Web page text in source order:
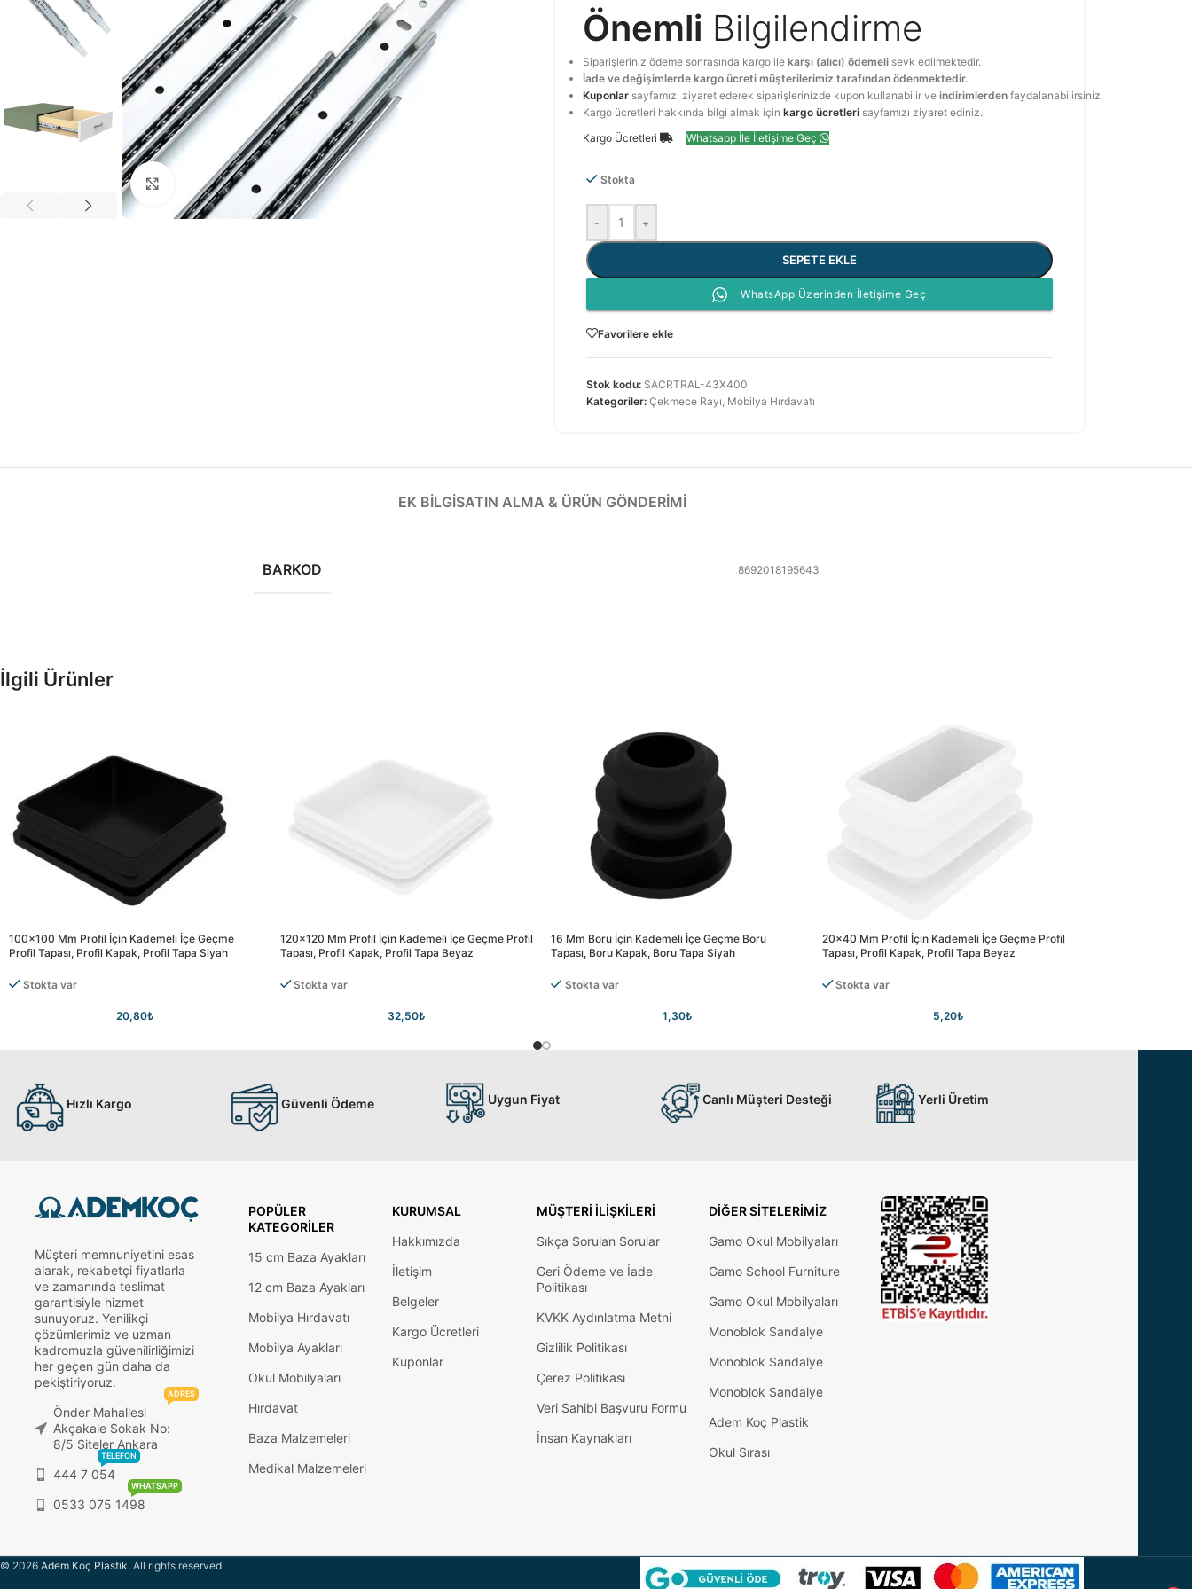
Büyütmek için tıklayınız
Önemli Bilgilendirme
Siparişleriniz ödeme sonrasında kargo ilekarşı (alıcı) ödemeli sevk edilmektedir.
İade ve değişimlerde kargo ücreti müşterilerimiz tarafından ödenmektedir.
Kuponlar sayfamızı ziyaret ederek siparişlerinizde kupon kullanabilir veindirimlerden faydalanabilirsiniz.
Kargo ücretleri hakkında bilgi almak içinkargo ücretleri sayfamızı ziyaret ediniz.
Kargo Ücretleri
Whatsapp İle İletişime Geç
Stokta
- +
SEPETE EKLE
WhatsApp Üzerinden İletişime Geç
Favorilere ekle
Stok kodu: SACRTRAL-43X400
Kategoriler: Çekmece Rayı, Mobilya Hırdavatı
EK BILGISATIN ALMA & ÜRÜN GÖNDERIMI
BARKOD 8692018195643
İlgili Ürünler
100×100 Mm Profil İçin Kademeli İçe Geçme
Profil Tapası, Profil Kapak, Profil Tapa Siyah
Stokta var
20,80₺
120×120 Mm Profil İçin Kademeli İçe Geçme Profil
Tapası, Profil Kapak, Profil Tapa Beyaz
Stokta var
32,50₺
16 Mm Boru İçin Kademeli İçe Geçme Boru
Tapası, Boru Kapak, Boru Tapa Siyah
Stokta var
1,30₺
20×40 Mm Profil İçin Kademeli İçe Geçme Profil
Tapası, Profil Kapak, Profil Tapa Beyaz
Stokta var
5,20₺
Hızlı Kargo Güvenli Ödeme Uygun Fiyat Canlı Müşteri Desteği Yerli Üretim
Müşteri memnuniyetini esas
alarak, rekabetçi fiyatlarla
ve zamanında teslimat
garantisiyle hizmet
sunuyoruz. Yenilikçi
çözümlerimiz ve uzman
kadromuzla güvenilirliğimizi
her geçen gün daha da
pekiştiriyoruz.
Önder Mahallesi
Akçakale Sokak No:
8/5 Siteler Ankara
ADRES
444 7 054
TELEFON
0533 075 1498
WHATSAPP
POPÜLER
KATEGORILER
15 cm Baza Ayakları
12 cm Baza Ayakları
Mobilya Hırdavatı
Mobilya Ayakları
Okul Mobilyaları
Hırdavat
Baza Malzemeleri
Medikal Malzemeleri
KURUMSAL
Hakkımızda
İletişim
Belgeler
Kargo Ücretleri
Kuponlar
MÜŞTERI İLIŞKILERI
Sıkça Sorulan Sorular
Geri Ödeme ve İade
Politikası
KVKK Aydınlatma Metni
Gizlilik Politikası
Çerez Politikası
Veri Sahibi Başvuru Formu
İnsan Kaynakları
DIĞER SITELERIMIZ
Gamo Okul Mobilyaları
Gamo School Furniture
Gamo Okul Mobilyaları
Monoblok Sandalye
Monoblok Sandalye
Monoblok Sandalye
Adem Koç Plastik
Okul Sırası
© 2026 Adem Koç Plastik. All rights reserved